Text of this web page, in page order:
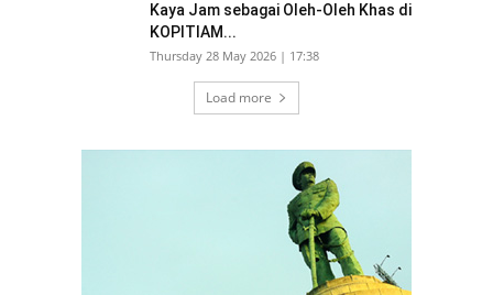
Kaya Jam sebagai Oleh-Oleh Khas di
KOPITIAM...
Thursday 28 May 2026 | 17:38
Load more